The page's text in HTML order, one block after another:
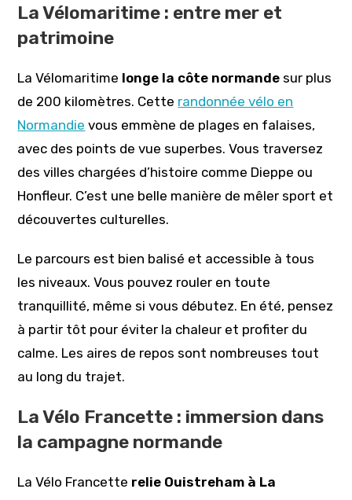
La Vélomaritime : entre mer et
patrimoine
La Vélomaritime longe la côte normande sur plus
de 200 kilomètres. Cette randonnée vélo en
Normandie vous emmène de plages en falaises,
avec des points de vue superbes. Vous traversez
des villes chargées d’histoire comme Dieppe ou
Honfleur. C’est une belle manière de mêler sport et
découvertes culturelles.
Le parcours est bien balisé et accessible à tous
les niveaux. Vous pouvez rouler en toute
tranquillité, même si vous débutez. En été, pensez
à partir tôt pour éviter la chaleur et profiter du
calme. Les aires de repos sont nombreuses tout
au long du trajet.
La Vélo Francette : immersion dans
la campagne normande
La Vélo Francette relie Ouistreham à La